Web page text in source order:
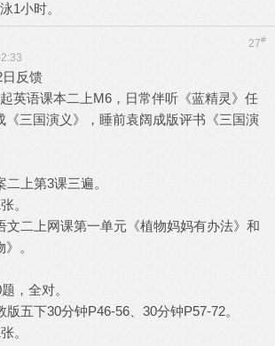
1小时。
27#
日反馈
英语课本二上M6，日常伴听《蓝精灵》任
《三国演义》，睡前袁阔成版评书《三国演
上第3课三遍。
。
二上网课第一单元《植物妈妈有办法》和
。
，全对。
五下30分钟P46-56、30分钟P57-72。
。